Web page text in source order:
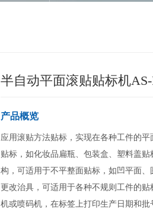
半自动平面滚贴贴标机AS-
产品概览
应用滚贴方法贴标，实现在各种工件的平
贴标，如化妆品扁瓶、包装盒、塑料盖
构，可适用于不平整面贴标，如凹平面、
更改治具，可适用于各种不规则工件的贴
机或喷码机，在标签上打印生产日期和